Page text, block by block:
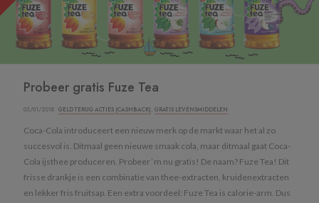
Probeer gratis Fuze Tea
03/01/2018 · GELD TERUG ACTIES (CASHBACK), GRATIS LEVENSMIDDELEN
Coca-Cola introduceert een nieuw merk op de markt waar het al zo
succesvol is. Ditmaal geen nieuwe smaak cola, maar ditmaal gaat Coca-
Cola ijsthee produceren. Probeer ‘m nu gratis! De naam? Fuze Tea! Dit
frisse drankje is een combinatie van thee-extracten, kruidenextracten
en lekker fris fruitsap. Een extra voordeel: Fuze Tea is calorie-arm. Dus